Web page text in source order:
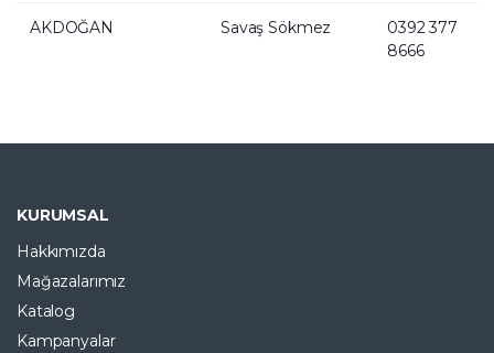
AKDOĞAN Savaş Sökmez
0392 377
8666
KURUMSAL
Hakkımızda
Mağazalarımız
Katalog
Kampanyalar